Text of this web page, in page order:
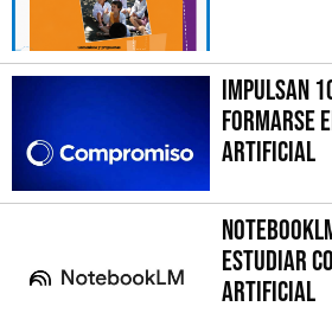
Impulsan
formarse
artificial
estudiar
artificial